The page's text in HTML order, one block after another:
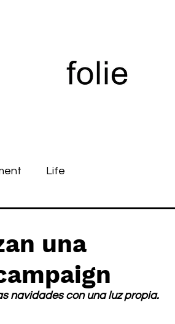
Life
una
navidades con una luz propia.